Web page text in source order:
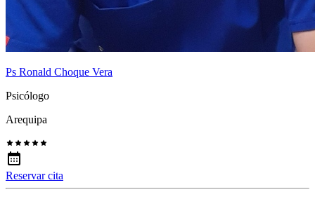
Ps Ronald Choque Vera
Psicólogo
Arequipa
Reservar cita